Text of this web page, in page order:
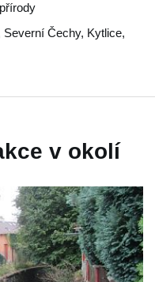
Severní Čechy, Kytlice,
v okolí